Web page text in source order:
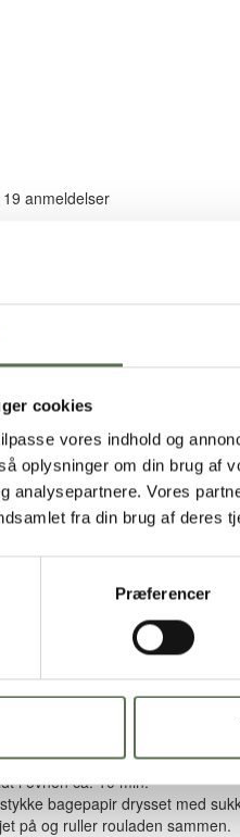
cookies
vores indhold og
oplysninger om din brug af
analysepartnere. Vores
fra din brug af deres
Præferencer
19 anmeldelser
og rør det ned i æggemassen til
i ovnen ca. 10 min.
bagepapir drysset med
på og ruller rouladen sammen.